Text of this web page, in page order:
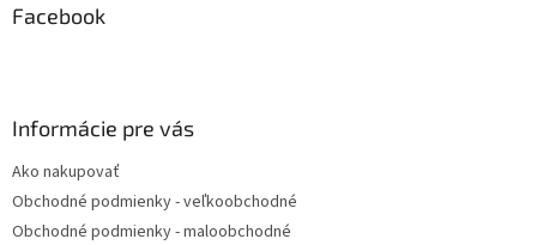
Facebook
Informácie pre vás
Ako nakupovať
Obchodné podmienky - veľkoobchodné
Obchodné podmienky - maloobchodné